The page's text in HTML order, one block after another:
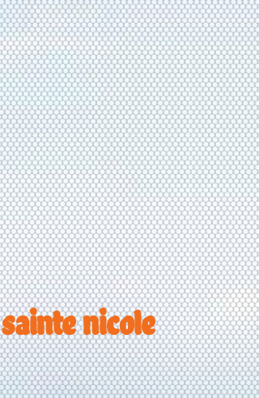
sainte nicole